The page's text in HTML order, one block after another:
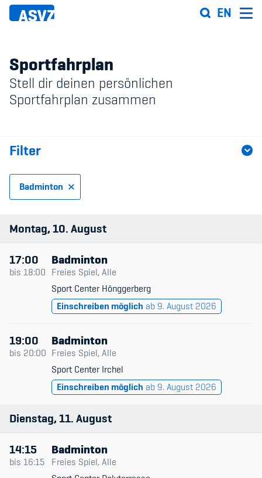
Direkt
zum
EN
Sportfahrplan
Sportanlagen
Events
ASVZ@home
Member's Manual / FAQ
Teilnahmeberechtigung
Academy
Blog
Sportfahrplan
Stell dir deinen persönlichen
Sportfahrplan zusammen
Filter
Badminton
Sportart
Datum & Zeit
Trainingsleitende
Typ
Nur verfügbare
Montag 10 August
17:00
bis 18:00
Badminton
Freies Spiel, Alle
Sport Center Hönggerberg
Einschreiben möglich ab 9. August 2026
19:00
bis 20:00
Badminton
Freies Spiel, Alle
Sport Center Irchel
Einschreiben möglich ab 9. August 2026
Dienstag 11 August
14:15
bis 16:15
Badminton
Freies Spiel, Alle